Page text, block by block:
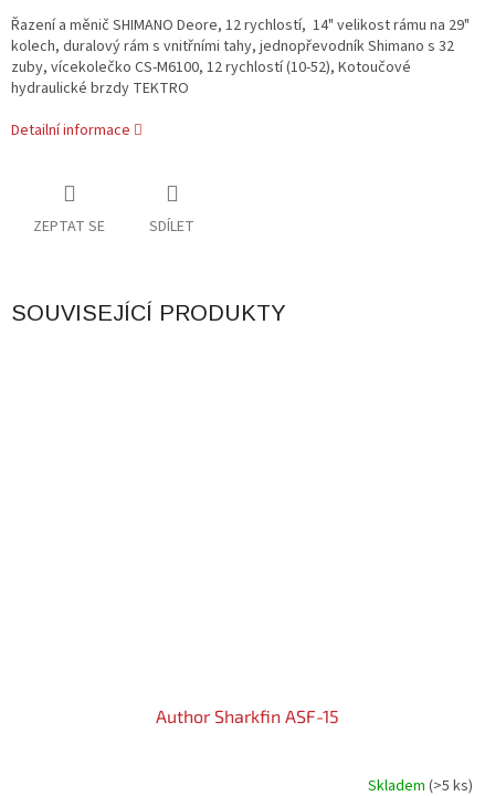
Řazení a měnič SHIMANO Deore, 12 rychlostí, 14" velikost rámu na 29"
kolech, duralový rám s vnitřními tahy, jednopřevodník Shimano s 32
zuby, vícekolečko CS-M6100, 12 rychlostí (10-52), Kotoučové
hydraulické brzdy TEKTRO
Detailní informace
ZEPTAT SE SDÍLET
SOUVISEJÍCÍ PRODUKTY
Author Sharkfin ASF-15
Skladem (>5 ks)